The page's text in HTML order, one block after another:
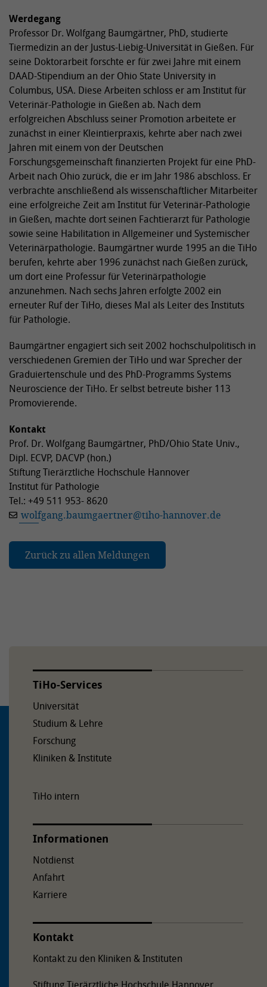
Werdegang
Professor Dr. Wolfgang Baumgärtner, PhD, studierte
Tiermedizin an der Justus-Liebig-Universität in Gießen. Für
seine Doktorarbeit forschte er für zwei Jahre mit einem
DAAD-Stipendium an der Ohio State University in
Columbus, USA. Diese Arbeiten schloss er am Institut für
Veterinär-Pathologie in Gießen ab. Nach dem
erfolgreichen Abschluss seiner Promotion arbeitete er
zunächst in einer Kleintierpraxis, kehrte aber nach zwei
Jahren mit einem von der Deutschen
Forschungsgemeinschaft finanzierten Projekt für eine PhD-
Arbeit nach Ohio zurück, die er im Jahr 1986 abschloss. Er
verbrachte anschließend als wissenschaftlicher Mitarbeiter
eine erfolgreiche Zeit am Institut für Veterinär-Pathologie
in Gießen, machte dort seinen Fachtierarzt für Pathologie
sowie seine Habilitation in Allgemeiner und Systemischer
Veterinärpathologie. Baumgärtner wurde 1995 an die TiHo
berufen, kehrte aber 1996 zunächst nach Gießen zurück,
um dort eine Professur für Veterinärpathologie
anzunehmen. Nach sechs Jahren erfolgte 2002 ein
erneuter Ruf der TiHo, dieses Mal als Leiter des Instituts
für Pathologie.
Baumgärtner engagiert sich seit 2002 hochschulpolitisch in
verschiedenen Gremien der TiHo und war Sprecher der
Graduiertenschule und des PhD-Programms Systems
Neuroscience der TiHo. Er selbst betreute bisher 113
Promovierende.
Kontakt
Prof. Dr. Wolfgang Baumgärtner, PhD/Ohio State Univ.,
Dipl. ECVP, DACVP (hon.)
Stiftung Tierärztliche Hochschule Hannover
Institut für Pathologie
Tel.: +49 511 953- 8620
wolfgang.baumgaertner@tiho-hannover.de
Zurück zu allen Meldungen
TiHo-Services
Universität
Studium & Lehre
Forschung
Kliniken & Institute
TiHo intern
Informationen
Notdienst
Anfahrt
Karriere
Kontakt
Kontakt zu den Kliniken & Instituten